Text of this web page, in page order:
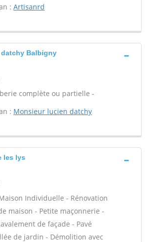
: Artisanrd
Balbigny
complète ou partielle -
: Monsieur lucien datchy
les lys
Individuelle - Rénovation
maison - Petite maçonnerie -
de façade - Pavé
de jardin - Démolition avec